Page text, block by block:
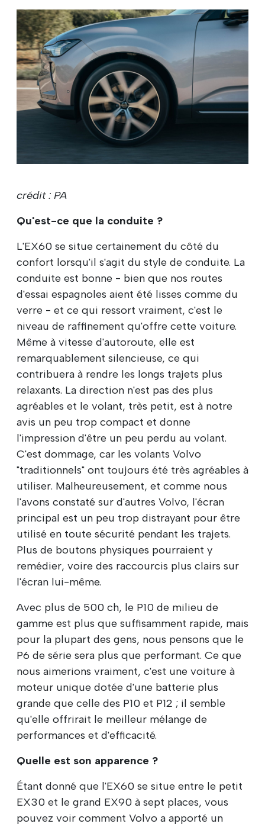
crédit : PA
Qu'est-ce que la conduite ?
L'EX60 se situe certainement du côté du
confort lorsqu'il s'agit du style de conduite. La
conduite est bonne - bien que nos routes
d'essai espagnoles aient été lisses comme du
verre - et ce qui ressort vraiment, c'est le
niveau de raffinement qu'offre cette voiture.
Même à vitesse d'autoroute, elle est
remarquablement silencieuse, ce qui
contribuera à rendre les longs trajets plus
relaxants. La direction n'est pas des plus
agréables et le volant, très petit, est à notre
avis un peu trop compact et donne
l'impression d'être un peu perdu au volant.
C'est dommage, car les volants Volvo
"traditionnels" ont toujours été très agréables à
utiliser. Malheureusement, et comme nous
l'avons constaté sur d'autres Volvo, l'écran
principal est un peu trop distrayant pour être
utilisé en toute sécurité pendant les trajets.
Plus de boutons physiques pourraient y
remédier, voire des raccourcis plus clairs sur
l'écran lui-même.
Avec plus de 500 ch, le P10 de milieu de
gamme est plus que suffisamment rapide, mais
pour la plupart des gens, nous pensons que le
P6 de série sera plus que performant. Ce que
nous aimerions vraiment, c'est une voiture à
moteur unique dotée d'une batterie plus
grande que celle des P10 et P12 ; il semble
qu'elle offrirait le meilleur mélange de
performances et d'efficacité.
Quelle est son apparence ?
Étant donné que l'EX60 se situe entre le petit
EX30 et le grand EX90 à sept places, vous
pouvez voir comment Volvo a apporté un